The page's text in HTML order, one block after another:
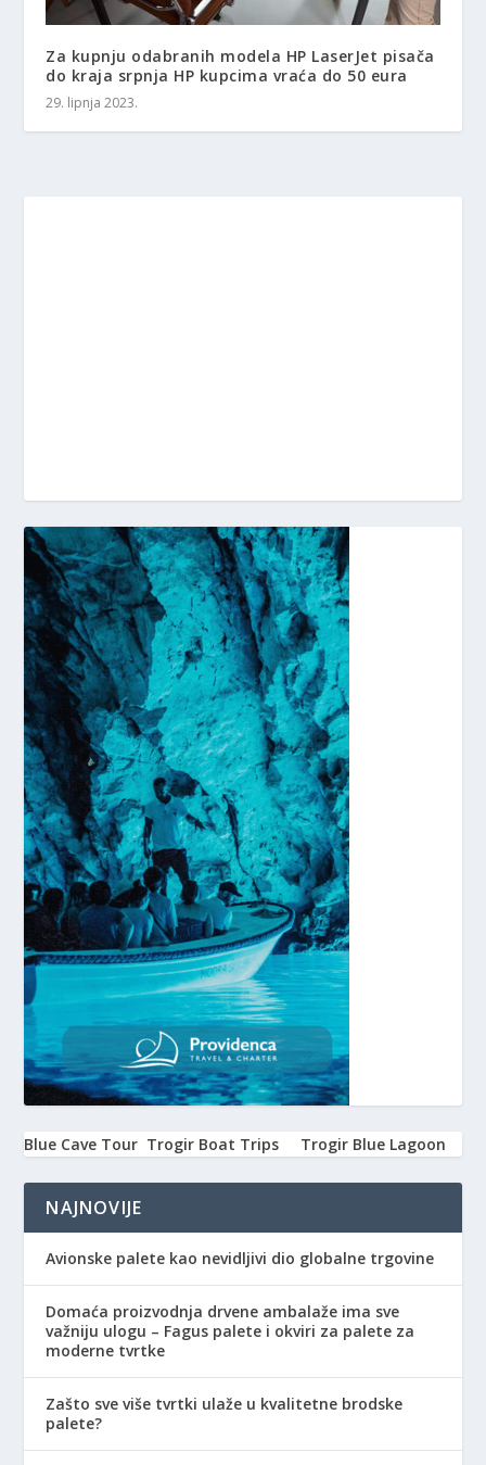
Za kupnju odabranih modela HP LaserJet pisača
do kraja srpnja HP ​​kupcima vraća do 50 eura
29. lipnja 2023.
Blue Cave Tour Trogir Boat Trips Trogir Blue Lagoon
NAJNOVIJE
Avionske palete kao nevidljivi dio globalne trgovine
Domaća proizvodnja drvene ambalaže ima sve
važniju ulogu – Fagus palete i okviri za palete za
moderne tvrtke
Zašto sve više tvrtki ulaže u kvalitetne brodske
palete?